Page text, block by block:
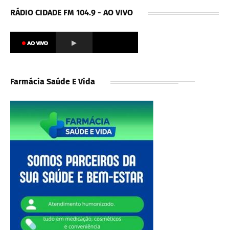
RÁDIO CIDADE FM 104.9 - AO VIVO
Farmácia Saúde E Vida